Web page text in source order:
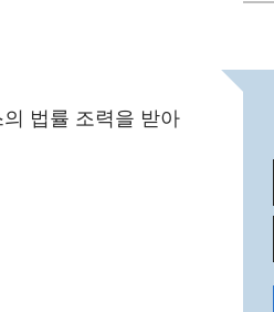
법률 조력을 받아